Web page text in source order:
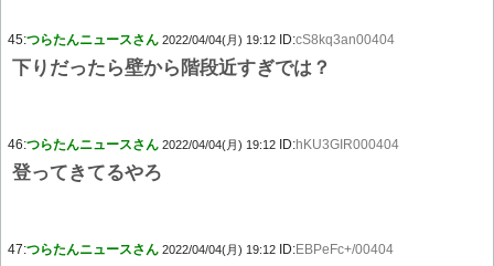
45:つらたんニュースさん 2022/04/04(月) 19:12 ID:cS8kq3an00404
下りだったら壁から階段近すぎでは？
46:つらたんニュースさん 2022/04/04(月) 19:12 ID:hKU3GIR000404
登ってきてるやろ
47:つらたんニュースさん 2022/04/04(月) 19:12 ID:EBPeFc+/00404